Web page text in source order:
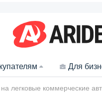
Для
легковые коммерческие